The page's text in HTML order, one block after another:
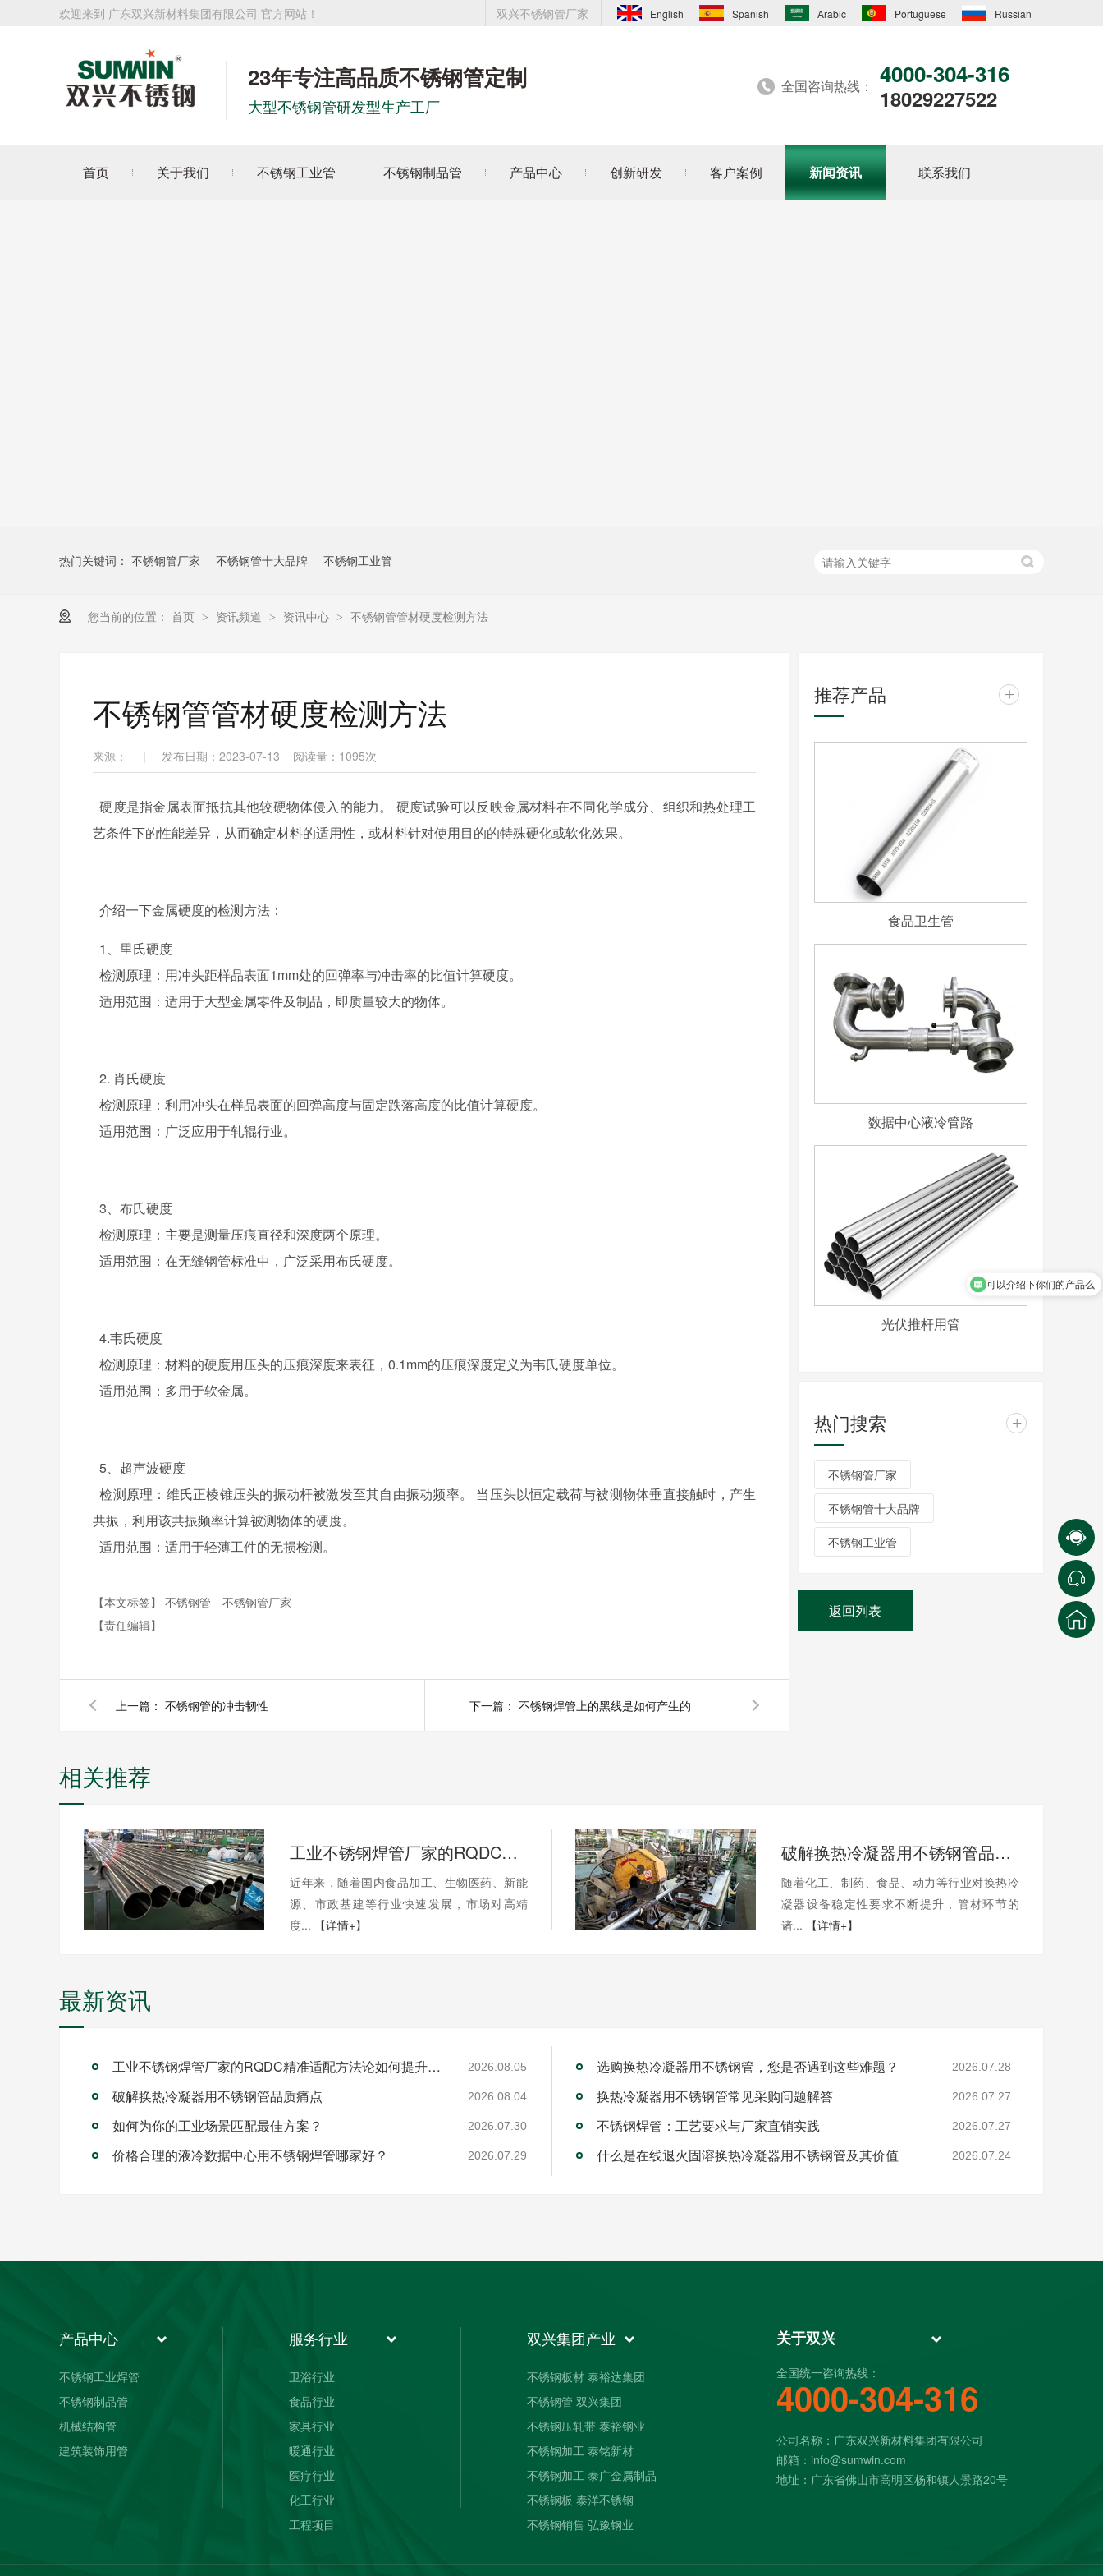
双兴不锈钢管厂家 English Spanish Arabic Portuguese Russian
欢迎来到 广东双兴新材料集团有限公司 官方网站！
23年专注高品质不锈钢管定制
大型不锈钢管研发型生产工厂
全国咨询热线： 4000-304-316
18029227522
首页 关于我们 不锈钢工业管 不锈钢制品管 产品中心 创新研发 客户案例 新闻资讯 联系我们
热门关键词： 不锈钢管厂家 不锈钢管十大品牌 不锈钢工业管
您当前的位置： 首页 > 资讯频道 > 资讯中心 > 不锈钢管管材硬度检测方法
不锈钢管管材硬度检测方法
来源： | 发布日期：2023-07-13 阅读量： 1095次
硬度是指金属表面抵抗其他较硬物体侵入的能力。 硬度试验可以反映金属材料在不同化学成分、组织和热处理工
艺条件下的性能差异，从而确定材料的适用性，或材料针对使用目的的特殊硬化或软化效果。
介绍一下金属硬度的检测方法：
1、里氏硬度
检测原理：用冲头距样品表面1mm处的回弹率与冲击率的比值计算硬度。
适用范围：适用于大型金属零件及制品，即质量较大的物体。
2. 肖氏硬度
检测原理：利用冲头在样品表面的回弹高度与固定跌落高度的比值计算硬度。
适用范围：广泛应用于轧辊行业。
3、布氏硬度
检测原理：主要是测量压痕直径和深度两个原理。
适用范围：在无缝钢管标准中，广泛采用布氏硬度。
4.韦氏硬度
检测原理：材料的硬度用压头的压痕深度来表征，0.1mm的压痕深度定义为韦氏硬度单位。
适用范围：多用于软金属。
5、超声波硬度
检测原理：维氏正棱锥压头的振动杆被激发至其自由振动频率。 当压头以恒定载荷与被测物体垂直接触时，产生
共振，利用该共振频率计算被测物体的硬度。
适用范围：适用于轻薄工件的无损检测。
【本文标签】 不锈钢管
不锈钢管厂家
【责任编辑】
上一篇： 不锈钢管的冲击韧性 下一篇： 不锈钢焊管上的黑线是如何产生的
推荐产品 +
食品卫生管
数据中心液冷管路
光伏推杆用管
热门搜索 +
不锈钢管厂家
不锈钢管十大品牌
不锈钢工业管
返回列表
相关推荐
工业不锈钢焊管厂家的RQDC精准适配方法论如何提升客户价值？
近年来，随着国内食品加工、生物医药、新能
源、市政基建等行业快速发展，市场对高精
度...
【详情+】
破解换热冷凝器用不锈钢管品质痛点
随着化工、制药、食品、动力等行业对换热冷
凝器设备稳定性要求不断提升，管材环节的
诸...
【详情+】
最新资讯
工业不锈钢焊管厂家的RQDC精准适配方法论如何提升客户价值？ 2026.08.05
破解换热冷凝器用不锈钢管品质痛点 2026.08.04
如何为你的工业场景匹配最佳方案？ 2026.07.30
价格合理的液冷数据中心用不锈钢焊管哪家好？ 2026.07.29
选购换热冷凝器用不锈钢管，您是否遇到这些难题？ 2026.07.28
换热冷凝器用不锈钢管常见采购问题解答 2026.07.27
不锈钢焊管：工艺要求与厂家直销实践 2026.07.27
什么是在线退火固溶换热冷凝器用不锈钢管及其价值 2026.07.24
产品中心
不锈钢工业焊管
不锈钢制品管
机械结构管
建筑装饰用管
服务行业
卫浴行业
食品行业
家具行业
暖通行业
医疗行业
化工行业
工程项目
双兴集团产业
不锈钢板材 泰裕达集团
不锈钢管 双兴集团
不锈钢压轧带 泰裕钢业
不锈钢加工 泰铭新材
不锈钢加工 泰广金属制品
不锈钢板 泰洋不锈钢
不锈钢销售 弘豫钢业
关于双兴
全国统一咨询热线：
4000-304-316
公司名称：广东双兴新材料集团有限公司
邮箱：info@sumwin.com
地址：广东省佛山市高明区杨和镇人景路20号
可以介绍下你们的产品么